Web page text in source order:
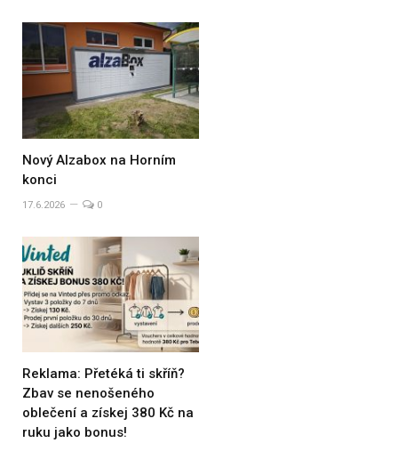
Nový Alzabox na Horním
konci
17.6.2026 0
Reklama: Přetéká ti skříň?
Zbav se nenošeného
oblečení a získej 380 Kč na
ruku jako bonus!